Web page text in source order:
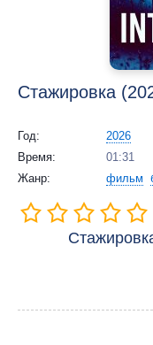
Стажировка
Год:
2026
Время:
01:31
Жанр:
фильм